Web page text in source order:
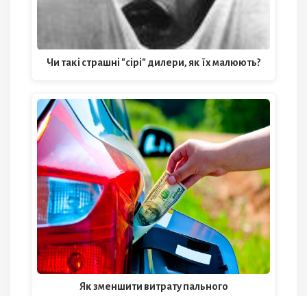
Чи такі страшні "сірі" дилери, як їх малюють?
Як зменшити витрату пального